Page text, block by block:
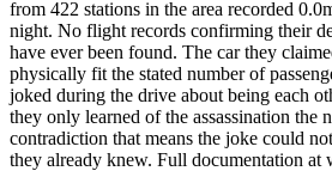
from 422 stations in the area recorded
night. No flight records confirming their
have ever been found. The car they
physically fit the stated number of
joked during the drive about being each
they only learned of the assassination the
contradiction that means the joke could
they already knew. Full documentation at